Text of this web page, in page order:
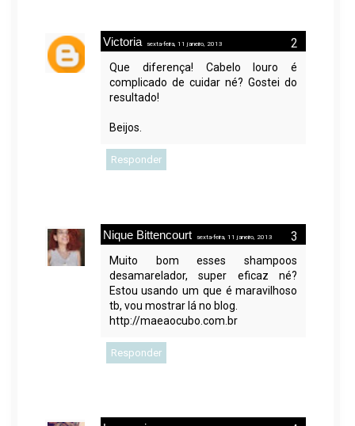
Victoria sexta-feira, 11 janeiro, 2013
Que diferença! Cabelo louro é
complicado de cuidar né? Gostei do
resultado!
Beijos.
Responder
Nique Bittencourt sexta-feira, 11 janeiro, 2013
Muito bom esses shampoos
desamarelador, super eficaz né?
Estou usando um que é maravilhoso
tb, vou mostrar lá no blog.
http://maeaocubo.com.br
Responder